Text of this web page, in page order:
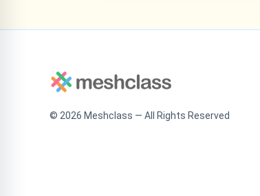
© 2026 Meshclass — All Rights Reserved